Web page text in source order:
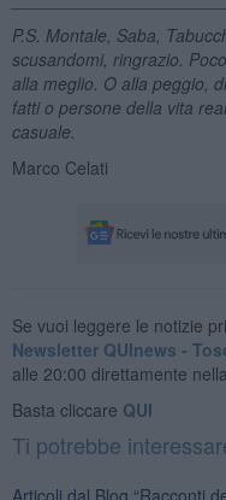
P.S. Montale, Saba,
scusandomi, ringrazio.
alla meglio. O alla peggio,
fatti o persone della vita
casuale.
Marco Celati
Se vuoi leggere le notizie
Newsletter QUInews -
alle 20:00 direttamente
Basta cliccare QUI
Ti potrebbe
Articoli dal Blog “Racconti